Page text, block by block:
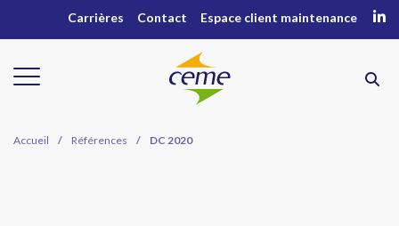
Carrières Contact Espace client maintenance
Accueil / Références / DC 2020